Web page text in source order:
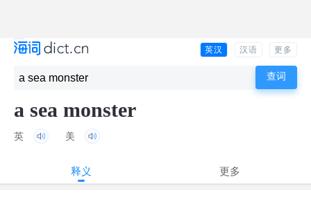
英汉 汉语 更多
a sea monster
英 美
释义 更多